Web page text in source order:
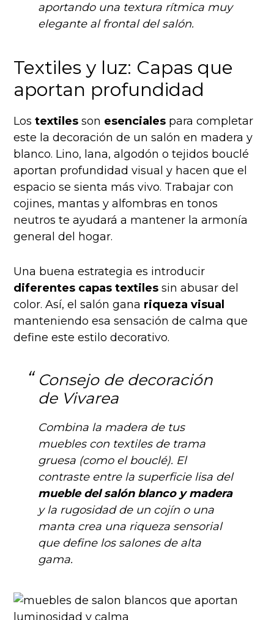
aportando una textura rítmica muy
elegante al frontal del salón.
Textiles y luz: Capas que
aportan profundidad
Lostextiles son esenciales para completar
este la decoración de un salón en madera y
blanco. Lino, lana, algodón o tejidos bouclé
aportan profundidad visual y hacen que el
espacio se sienta más vivo. Trabajar con
cojines, mantas y alfombras en tonos
neutros te ayudará a mantener la armonía
general del hogar.
Una buena estrategia es introducir
diferentes capas textiles sin abusar del
color. Así, el salón gana riqueza visual
manteniendo esa sensación de calma que
define este estilo decorativo.
Consejo de decoración
de Vivarea
Combina la madera de tus
muebles con textiles de trama
gruesa (como el bouclé). El
contraste entre la superficie lisa del
mueble del salón blanco y madera
y la rugosidad de un cojín o una
manta crea una riqueza sensorial
que define los salones de alta
gama.